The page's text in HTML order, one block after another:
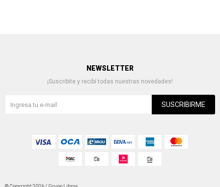
NEWSLETTER
¡Suscribite y recibí todas nuestras novedades!
SUSCRIBIRME